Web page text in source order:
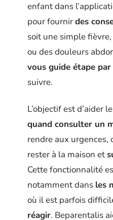
enfant dans
pour fournirdes
soit une simple
ou des douleurs
vous guide étape
suivre.
L’objectif est d’aider
quand consulter un
rendre aux
rester à la maison et
Cette fonctionnalité
notamment dans les
où il est parfois
réagir. Beparentalis